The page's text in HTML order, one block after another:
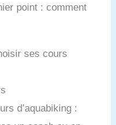
point : comment
ses cours
d’aquabiking :